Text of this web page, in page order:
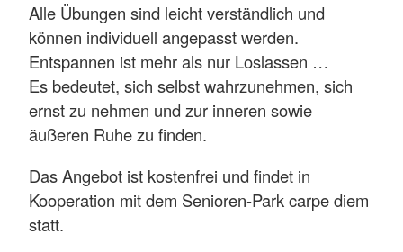
Alle Übungen sind leicht verständlich und
können individuell angepasst werden.
Entspannen ist mehr als nur Loslassen …
Es bedeutet, sich selbst wahrzunehmen, sich
ernst zu nehmen und zur inneren sowie
äußeren Ruhe zu finden.
Das Angebot ist kostenfrei und findet in
Kooperation mit dem Senioren-Park carpe diem
statt.